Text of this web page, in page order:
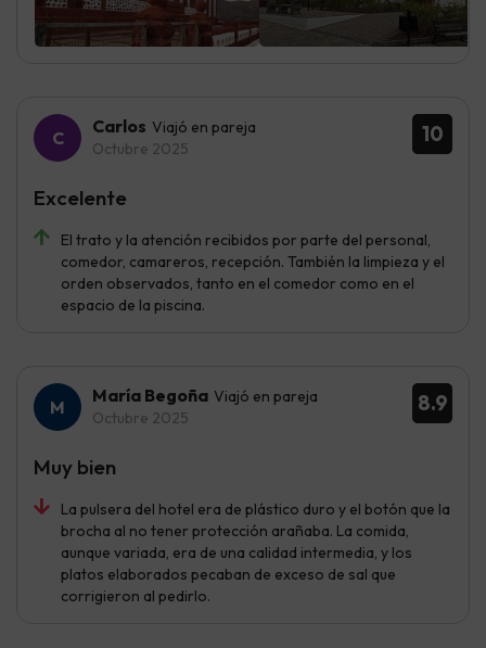
10
Carlos Viajó en pareja
Octubre 2025
El trato y la atención recibidos por parte del personal,
comedor, camareros, recepción. También la limpieza y el
orden observados, tanto en el comedor como en el
espacio de la piscina.
Excelente
8.9
María Begoña Viajó en pareja
Octubre 2025
La pulsera del hotel era de plástico duro y el botón que la
brocha al no tener protección arañaba. La comida,
aunque variada, era de una calidad intermedia, y los
platos elaborados pecaban de exceso de sal que
corrigieron al pedirlo.
Muy bien